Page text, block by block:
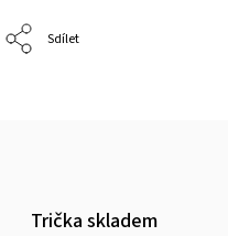
Sdílet
Trička skladem